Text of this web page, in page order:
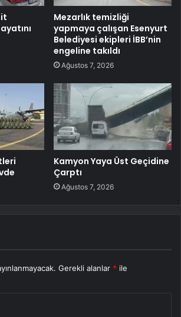
Mezarlık temizliği
yapmaya çalışan Esenyurt
Belediyesi ekipleri İBB’nin
engeline takıldı
Ağustos 7, 2026
Kamyon Yaya Üst Geçidine
Çarptı
Ağustos 7, 2026
Gerekli alanlar * ile